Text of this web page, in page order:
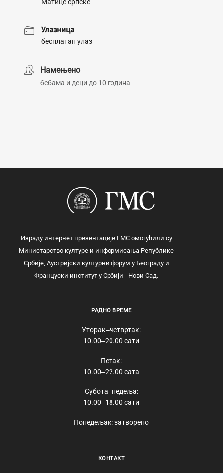
Матице српске
Улазница
бесплатан улаз
Намењено
бебама и деци до 10 година
Израду интернет презентације ГМС омогућили су
Министарство културе и информисања Републике
Србије, Аустријски културни форум у Београду и
Француски институт у Србији - Нови Сад.
РАДНО ВРЕМЕ
Уторак‒четвртак:
10.00‒20.00 сати
Петак:
10.00‒22.00 сата
Субота‒недеља:
10.00‒18.00 сати
Понедељак: затворено
КОНТАКТ